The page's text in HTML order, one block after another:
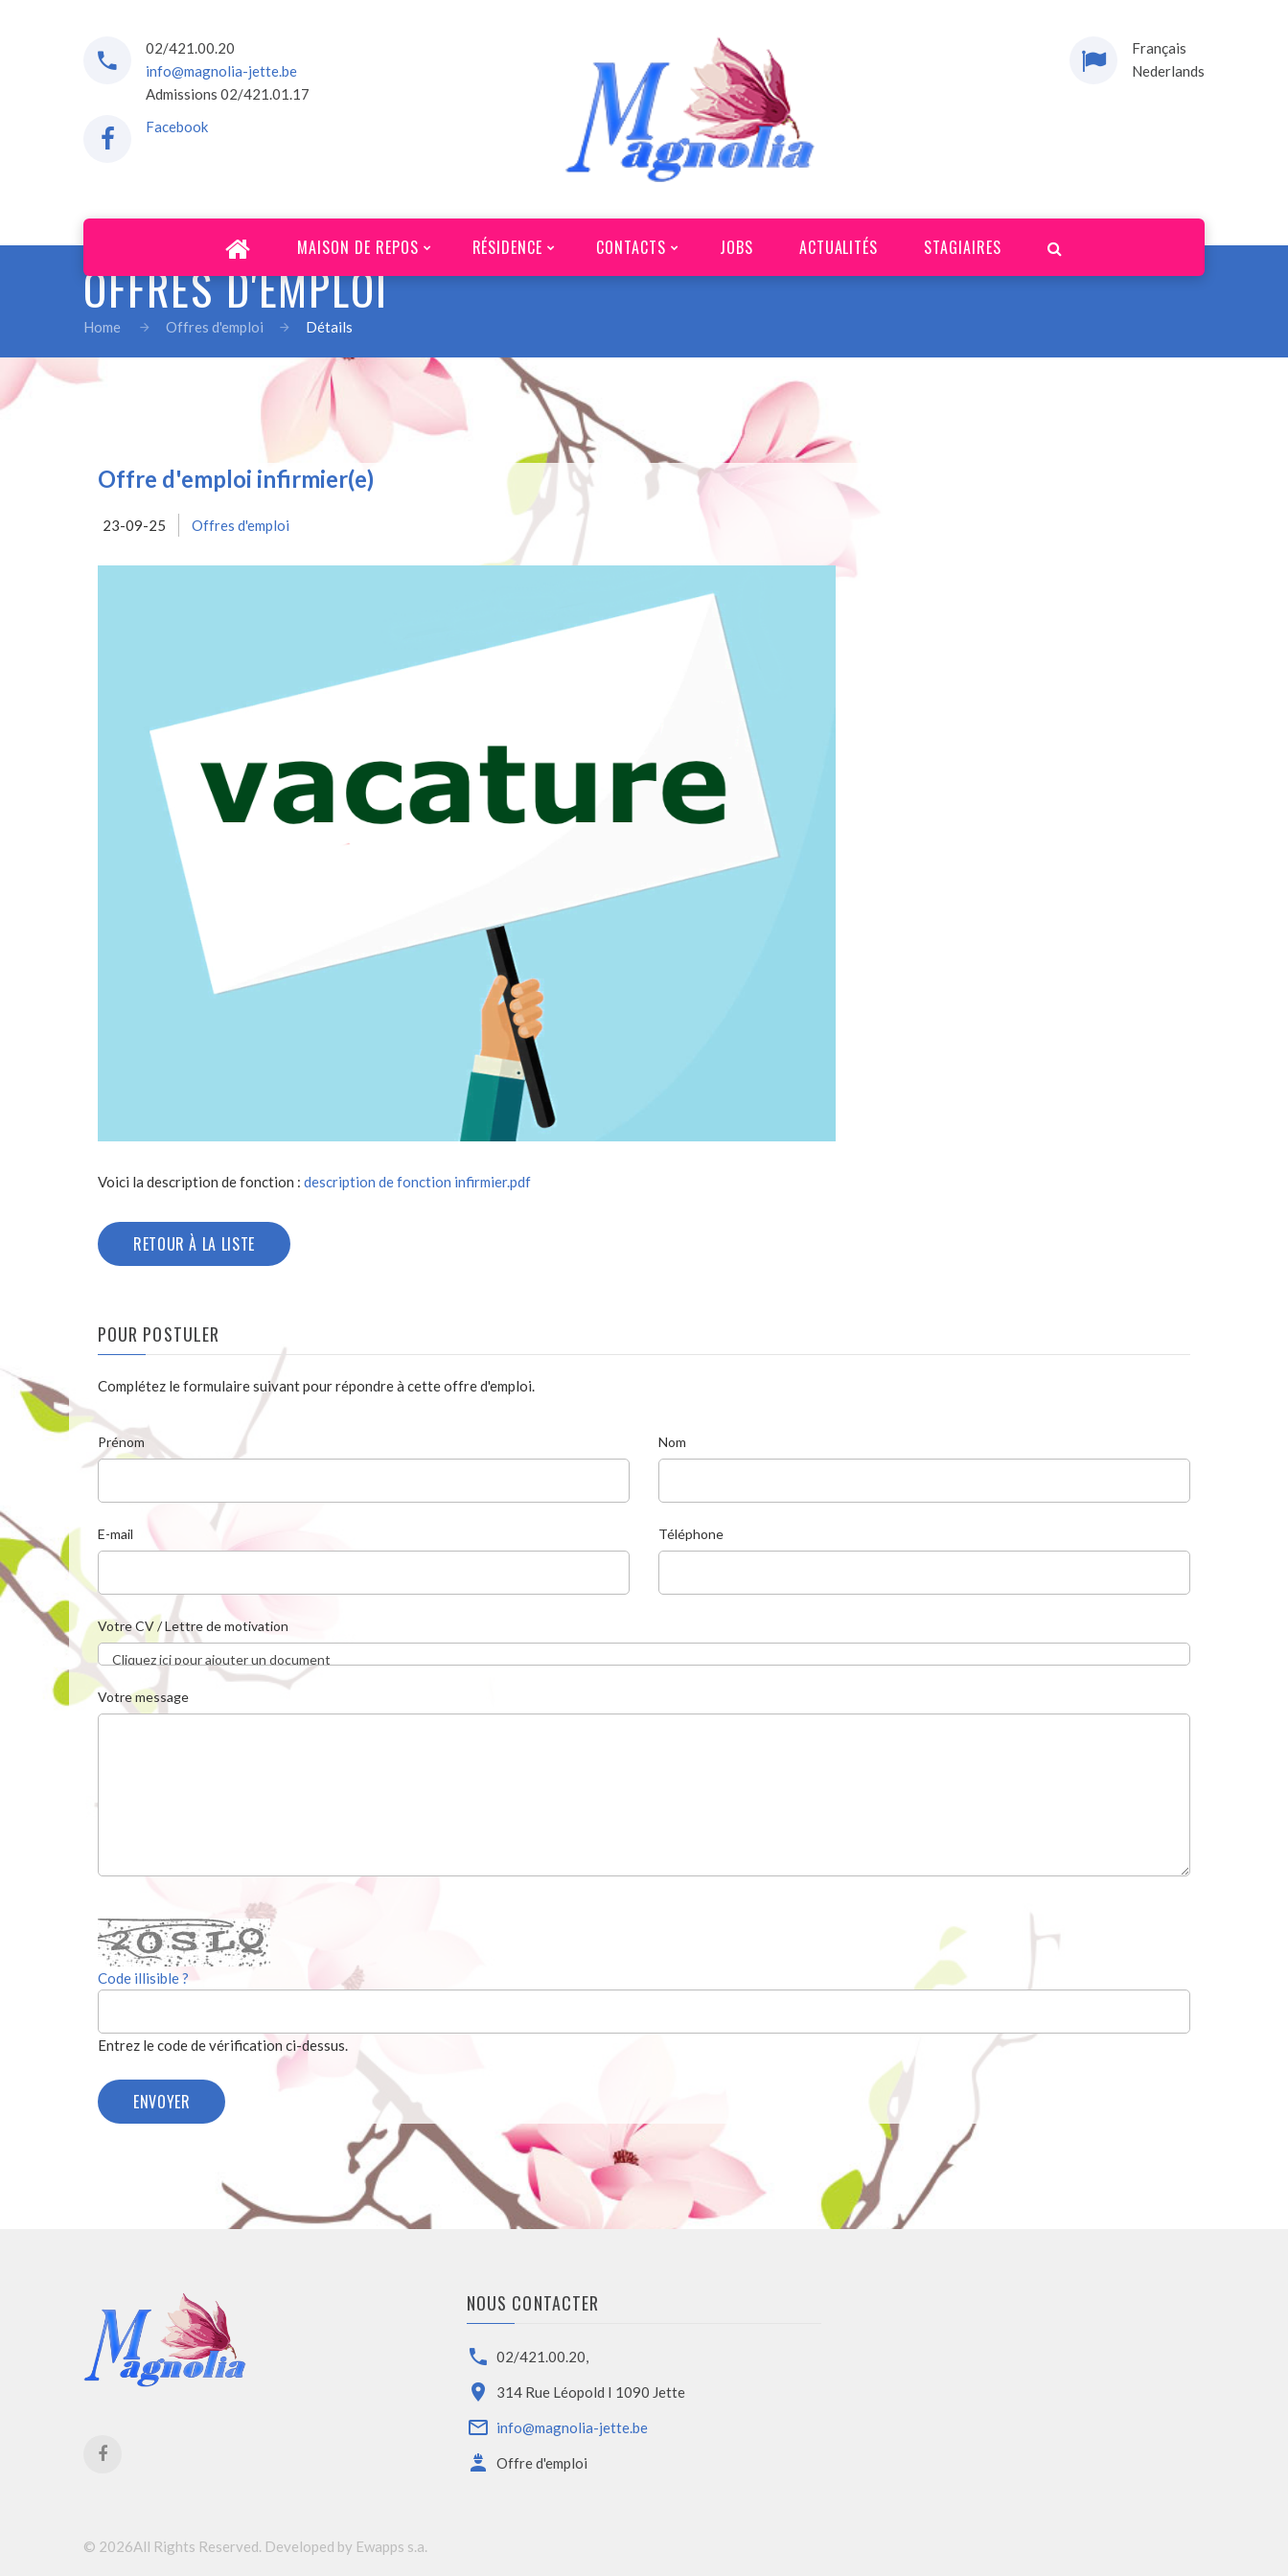
02/421.00.20
info@magnolia-jette.be
Admissions 02/421.01.17
Facebook
Français
Nederlands
MAISON DE REPOS RÉSIDENCE CONTACTS JOBS ACTUALITÉS STAGIAIRES
OFFRES D'EMPLOI
Home Offres d'emploi Détails
Offre d'emploi infirmier(e)
23-09-25 Offres d'emploi
Voici la description de fonction : description de fonction infirmier.pdf
RETOUR À LA LISTE
POUR POSTULER
Complétez le formulaire suivant pour répondre à cette offre d'emploi.
Prénom
E-mail
Nom
Téléphone
Votre CV / Lettre de motivation
Cliquez ici pour ajouter un document
Votre message
Code illisible ?
Entrez le code de vérification ci-dessus.
ENVOYER
NOUS CONTACTER
02/421.00.20,
314 Rue Léopold I 1090 Jette
info@magnolia-jette.be
Offre d'emploi
© 2026All Rights Reserved. Developed by Ewapps s.a.